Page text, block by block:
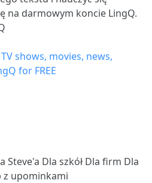
na darmowym koncie LingQ.
Steve'a Dla szkół Dla firm Dla
z upominkami